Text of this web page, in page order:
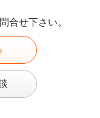
合せ下さい。